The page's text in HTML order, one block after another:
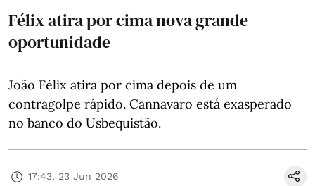
Félix atira por cima nova grande
oportunidade
João Félix atira por cima depois de um
contragolpe rápido. Cannavaro está exasperado
no banco do Usbequistão.
17:43, 23 Jun 2026